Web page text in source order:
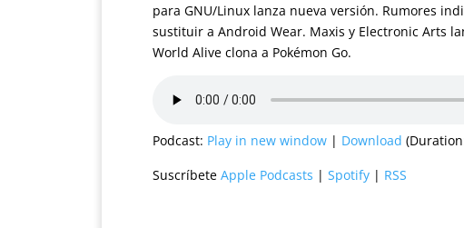
para GNU/Linux lanza nueva versión. Rumores
sustituir a Android Wear. Maxis y Electronic Arts
World Alive clona a Pokémon Go.
Podcast: Play in new window | Download
Suscríbete Apple Podcasts | Spotify | RSS